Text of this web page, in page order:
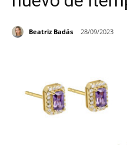
Beatriz Badás 28/09/2023